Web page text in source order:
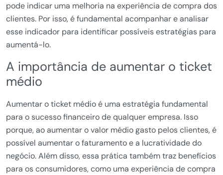
pode indicar uma melhoria na experiência de compra dos
clientes. Por isso, é fundamental acompanhar e analisar
esse indicador para identificar possíveis estratégias para
aumentá-lo.
A importância de aumentar o ticket
médio
Aumentar o ticket médio é uma estratégia fundamental
para o sucesso financeiro de qualquer empresa. Isso
porque, ao aumentar o valor médio gasto pelos clientes, é
possível aumentar o faturamento e a lucratividade do
negócio. Além disso, essa prática também traz benefícios
para os consumidores, como uma experiência de compra